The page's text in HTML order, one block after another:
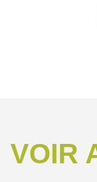
VOIR